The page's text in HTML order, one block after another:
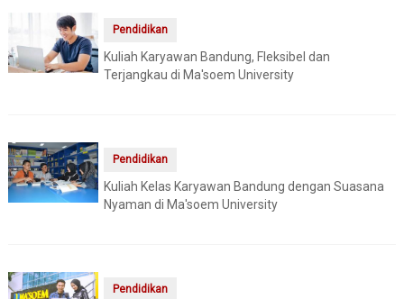
Pendidikan
Kuliah Karyawan Bandung, Fleksibel dan
Terjangkau di Ma'soem University
Pendidikan
Kuliah Kelas Karyawan Bandung dengan Suasana
Nyaman di Ma'soem University
Pendidikan